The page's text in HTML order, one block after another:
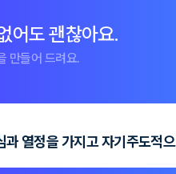
어도 괜찮아요.
만들어 드려요.
과 열정을 가지고 자기주도적